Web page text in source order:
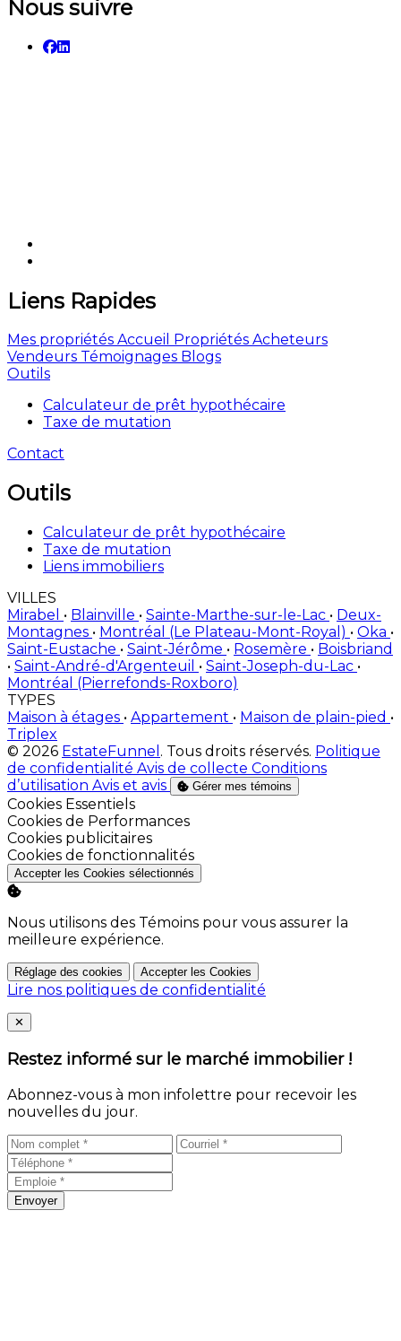
Nous suivre
Liens Rapides
Mes propriétés Accueil Propriétés Acheteurs
Vendeurs Témoignages Blogs
Outils
Calculateur de prêt hypothécaire
Taxe de mutation
Contact
Outils
Calculateur de prêt hypothécaire
Taxe de mutation
Liens immobiliers
VILLES
Mirabel • Blainville • Sainte-Marthe-sur-le-Lac • Deux-
Montagnes • Montréal (Le Plateau-Mont-Royal) • Oka •
Saint-Eustache • Saint-Jérôme • Rosemère • Boisbriand
• Saint-André-d'Argenteuil • Saint-Joseph-du-Lac •
Montréal (Pierrefonds-Roxboro)
TYPES
Maison à étages • Appartement • Maison de plain-pied •
Triplex
© 2026 EstateFunnel . Tous droits réservés. Politique
de confidentialité Avis de collecte Conditions
d’utilisation Avis et avis Gérer mes témoins
Activer
Cookies Essentiels
Activer
Cookies de Performances
Activer
Cookies publicitaires
Activer
Cookies de fonctionnalités
Accepter les Cookies sélectionnés
Nous utilisons des Témoins pour vous assurer la
meilleure expérience.
Réglage des cookies Accepter les Cookies
Lire nos politiques de confidentialité
Close
✕
Restez informé sur le marché immobilier !
Abonnez-vous à mon infolettre pour recevoir les
nouvelles du jour.
Envoyer